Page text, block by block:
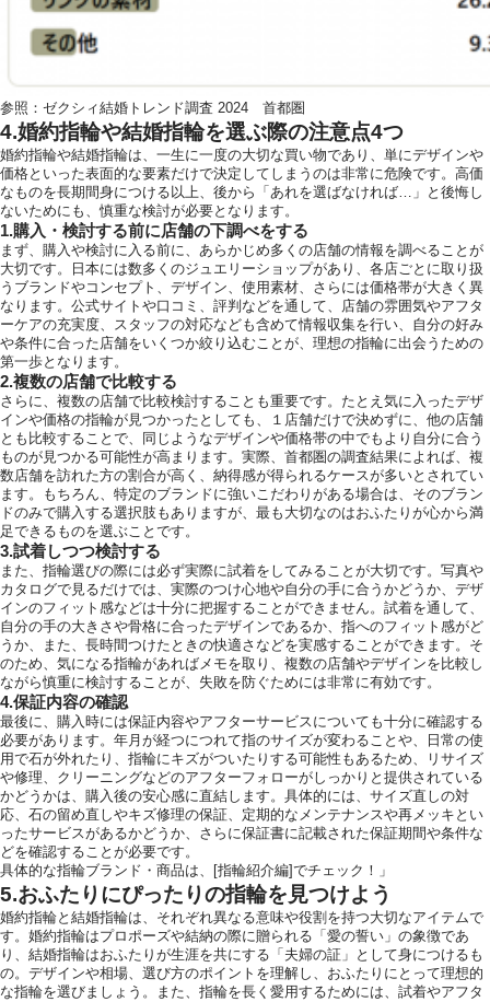
参照： ゼクシィ結婚トレンド調査 2024 首都圏
4.婚約指輪や結婚指輪を選ぶ際の注意点4つ
婚約指輪や結婚指輪は、一生に一度の大切な買い物であり、単にデザインや
価格といった表面的な要素だけで決定してしまうのは非常に危険です。高価
なものを長期間身につける以上、後から「あれを選ばなければ…」と後悔し
ないためにも、慎重な検討が必要となります。
1.購入・検討する前に店舗の下調べをする
まず、購入や検討に入る前に、あらかじめ多くの店舗の情報を調べることが
大切です。日本には数多くのジュエリーショップがあり、各店ごとに取り扱
うブランドやコンセプト、デザイン、使用素材、さらには価格帯が大きく異
なります。公式サイトや口コミ、評判などを通して、店舗の雰囲気やアフタ
ーケアの充実度、スタッフの対応なども含めて情報収集を行い、自分の好み
や条件に合った店舗をいくつか絞り込むことが、理想の指輪に出会うための
第一歩となります。
2.複数の店舗で比較する
さらに、複数の店舗で比較検討することも重要です。たとえ気に入ったデザ
インや価格の指輪が見つかったとしても、１店舗だけで決めずに、他の店舗
とも比較することで、同じようなデザインや価格帯の中でもより自分に合う
ものが見つかる可能性が高まります。実際、首都圏の調査結果によれば、複
数店舗を訪れた方の割合が高く、納得感が得られるケースが多いとされてい
ます。もちろん、特定のブランドに強いこだわりがある場合は、そのブラン
ドのみで購入する選択肢もありますが、最も大切なのはおふたりが心から満
足できるものを選ぶことです。
3.試着しつつ検討する
また、指輪選びの際には必ず実際に試着をしてみることが大切です。写真や
カタログで見るだけでは、実際のつけ心地や自分の手に合うかどうか、デザ
インのフィット感などは十分に把握することができません。試着を通して、
自分の手の大きさや骨格に合ったデザインであるか、指へのフィット感がど
うか、また、長時間つけたときの快適さなどを実感することができます。そ
のため、気になる指輪があればメモを取り、複数の店舗やデザインを比較し
ながら慎重に検討することが、失敗を防ぐためには非常に有効です。
4.保証内容の確認
最後に、購入時には保証内容やアフターサービスについても十分に確認する
必要があります。年月が経つにつれて指のサイズが変わることや、日常の使
用で石が外れたり、指輪にキズがついたりする可能性もあるため、リサイズ
や修理、クリーニングなどのアフターフォローがしっかりと提供されている
かどうかは、購入後の安心感に直結します。具体的には、サイズ直しの対
応、石の留め直しやキズ修理の保証、定期的なメンテナンスや再メッキとい
ったサービスがあるかどうか、さらに保証書に記載された保証期間や条件な
どを確認することが必要です。
具体的な指輪ブランド・商品は、[指輪紹介編]でチェック！」
5.おふたりにぴったりの指輪を見つけよう
婚約指輪と結婚指輪は、それぞれ異なる意味や役割を持つ大切なアイテムで
す。婚約指輪はプロポーズや結納の際に贈られる「愛の誓い」の象徴であ
り、結婚指輪はおふたりが生涯を共にする「夫婦の証」として身につけるも
の。デザインや相場、選び方のポイントを理解し、おふたりにとって理想的
な指輪を選びましょう。また、指輪を長く愛用するためには、試着やアフタ